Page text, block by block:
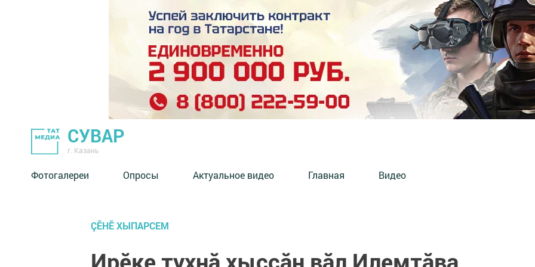
СУВАР
г. Казань
Фотогалереи Опросы Актуальное видео Главная Видео
ÇӖНӖ ХЫПАРСЕМ
Ирӗке тухнă хыççăн вăл Илемтăва